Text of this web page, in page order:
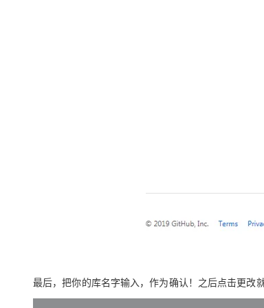
最后，把你的库名字输入，作为确认！之后点击更改就